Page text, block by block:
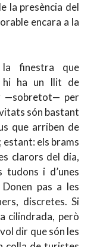
la presència del
encara a la
finestra que
hi ha un llit de
—sobretot— per
són bastant
que arriben de
els brams
clarors del dia,
tudons i d’unes
pas a les
discretes. Si
cilindrada, però
dir que són les